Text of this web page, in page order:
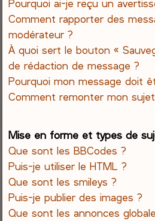
Pourquoi ai-je reçu un
Comment rapporter des
modérateur ?
À quoi sert le bouton «
de rédaction de message ?
Pourquoi mon message doit
Comment remonter mon
Mise en forme et types de
Que sont les BBCodes ?
Puis-je utiliser le HTML ?
Que sont les smileys ?
Puis-je publier des images ?
Que sont les annonces